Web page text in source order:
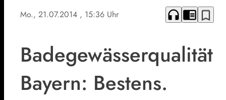
Mo., 21.07.2014 , 15:36 Uhr headphones chrome_reader_mode bookmark_border
Badegewässerqualität
Bayern: Bestens.